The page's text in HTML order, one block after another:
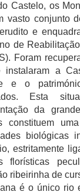
Castelo, os
vasto conjunto
e
de
Foram
instalaram a
e o
Esta
da
constituem
biológicas
estritamente
florísticas
ribeirinha de
é o único rio